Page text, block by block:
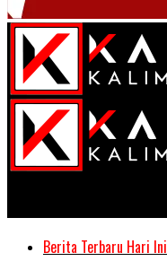
Berita Terbaru Hari Ini